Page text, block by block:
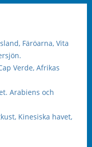
Färöarna, Vita
Verde, Afrikas
Arabiens och
Kinesiska havet,